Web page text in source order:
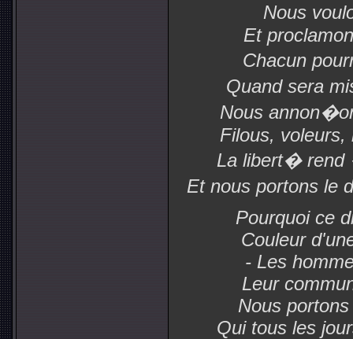
Nous
Et
Chacun
Quand sera
Nous
Filous,
La libert�
Et nous portons le
Pourquoi ce
Couleur
- Les
Leur
Nous
Qui tous les